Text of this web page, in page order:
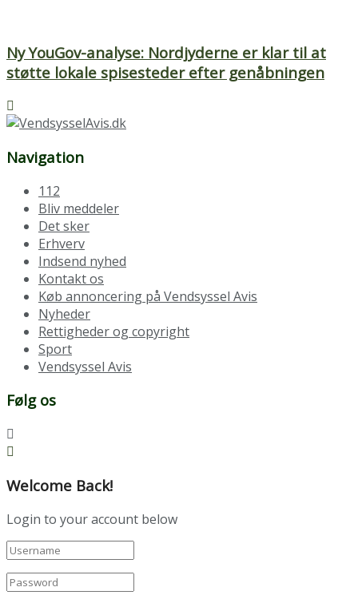
Ny YouGov-analyse: Nordjyderne er klar til at
støtte lokale spisesteder efter genåbningen
Navigation
112
Bliv meddeler
Det sker
Erhverv
Indsend nyhed
Kontakt os
Køb annoncering på Vendsyssel Avis
Nyheder
Rettigheder og copyright
Sport
Vendsyssel Avis
Følg os
Welcome Back!
Login to your account below